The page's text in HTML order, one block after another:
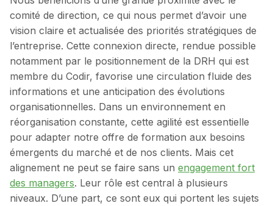
comité de direction, ce qui nous permet d’avoir une
vision claire et actualisée des priorités stratégiques de
l’entreprise. Cette connexion directe, rendue possible
notamment par le positionnement de la DRH qui est
membre du Codir, favorise une circulation fluide des
informations et une anticipation des évolutions
organisationnelles. Dans un environnement en
réorganisation constante, cette agilité est essentielle
pour adapter notre offre de formation aux besoins
émergents du marché et de nos clients. Mais cet
alignement ne peut se faire sans un engagement fort
des managers. Leur rôle est central à plusieurs
niveaux. D’une part, ce sont eux qui portent les sujets